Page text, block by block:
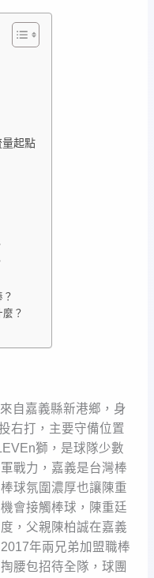
起點
？
自嘉義縣新港鄉，身
右打，主要守備位置
獅，是球隊少數
戰力，嘉義是台灣棒
球氛圍濃厚也讓陳重
會接觸棒球，陳重廷
，父親陳柏誠在嘉義
年兩兄弟加盟職棒
腰包招待全隊，球團